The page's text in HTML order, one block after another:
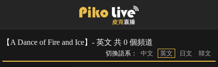
【A Dance of Fire and Ice】- 英文 共 0 個頻道
切換語系： 中文 英文 日文 韓文